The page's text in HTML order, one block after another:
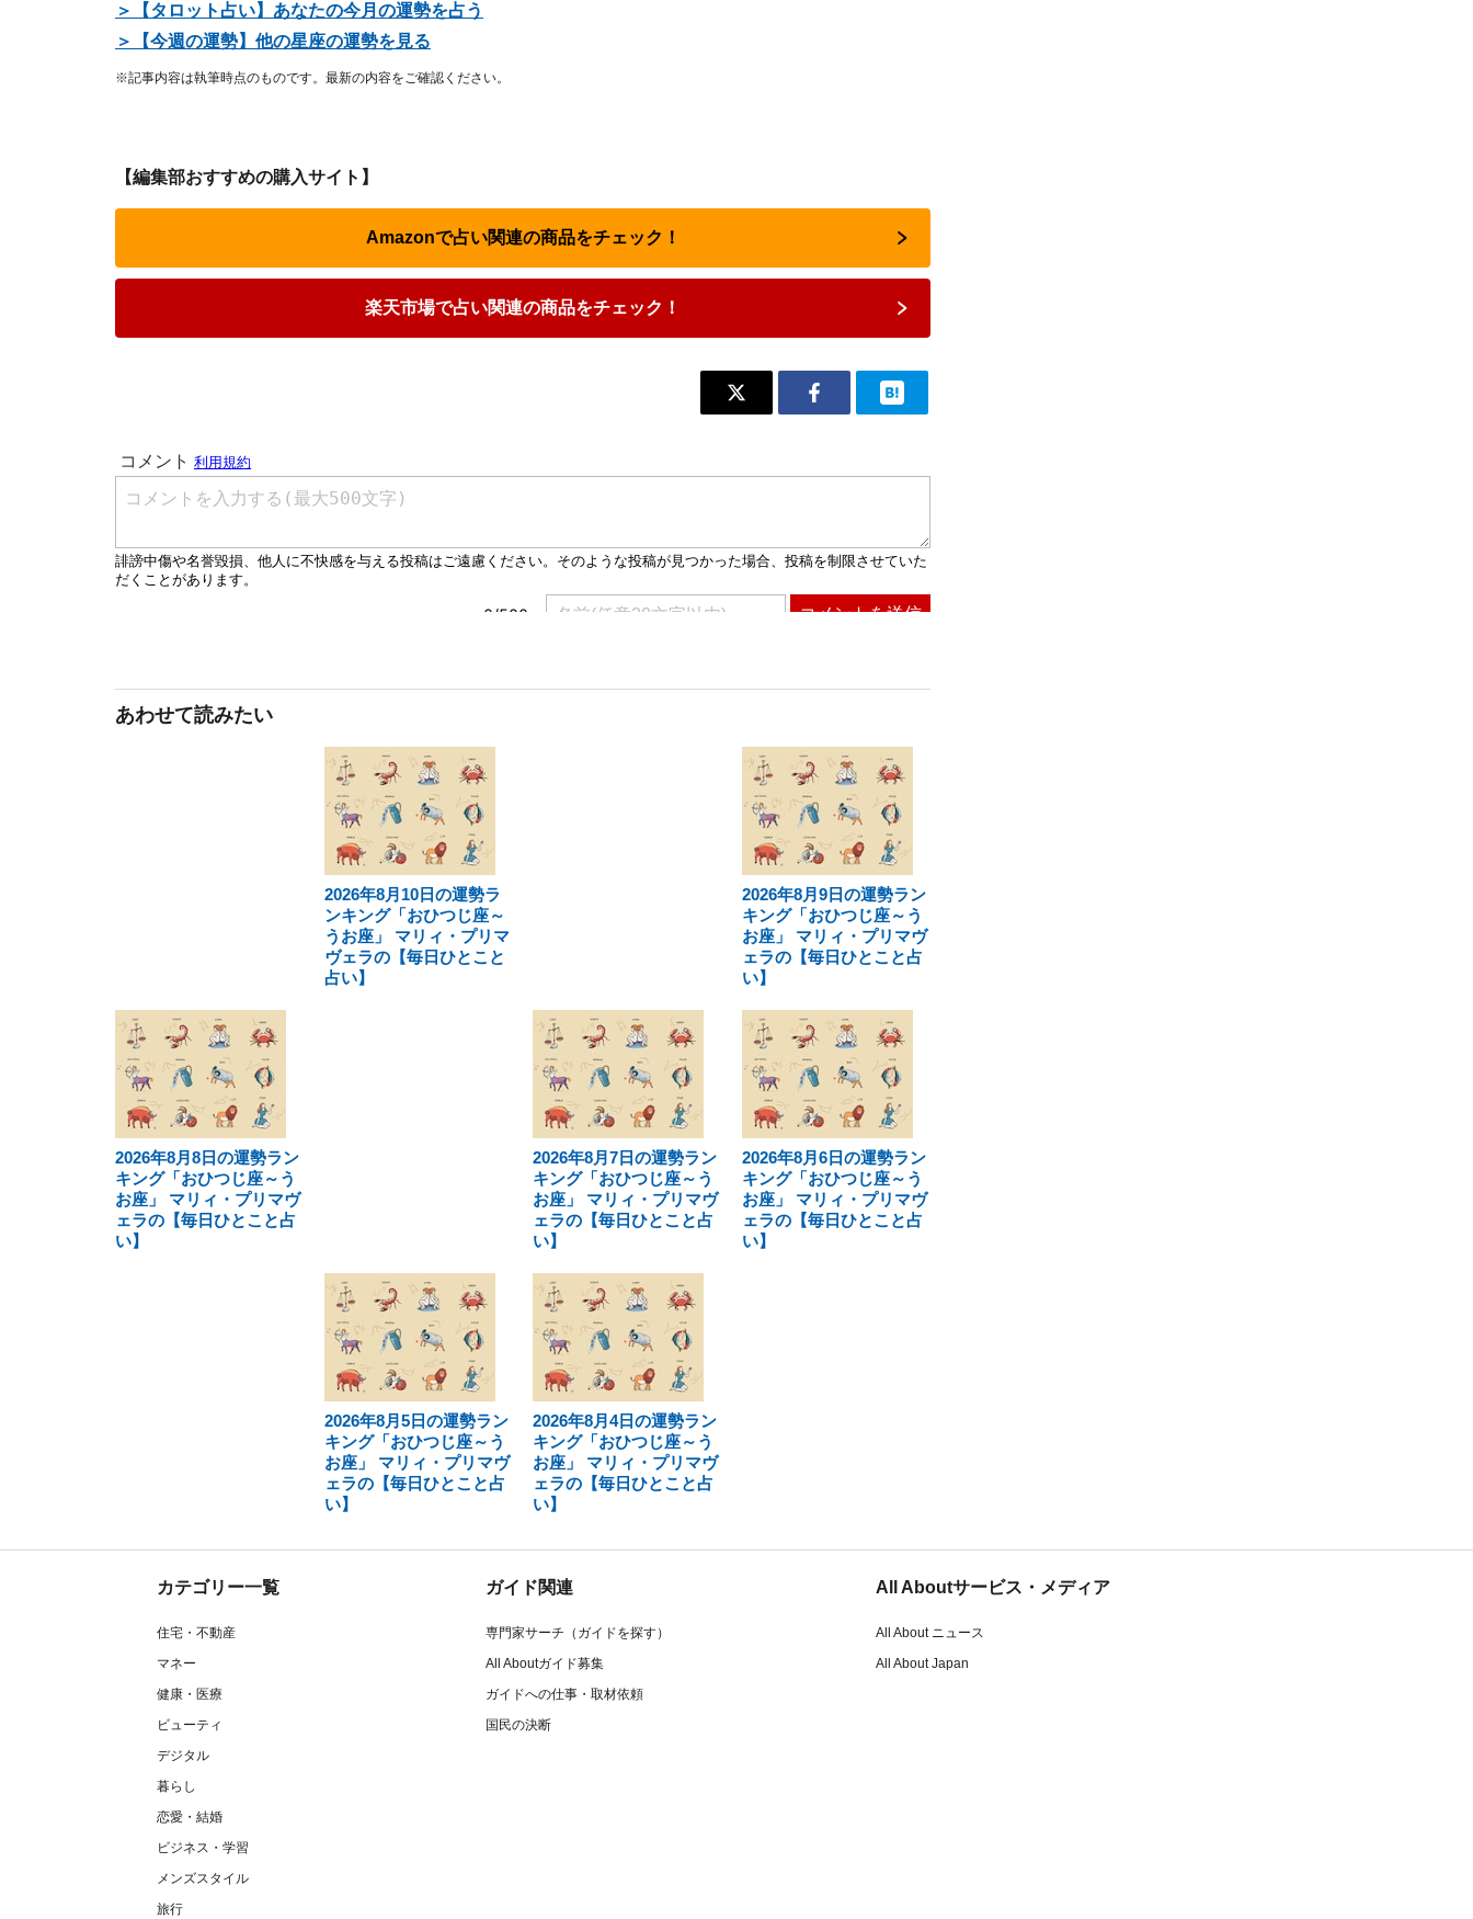
＞【タロット占い】あなたの今月の運勢を占う
＞【今週の運勢】他の星座の運勢を見る
※記事内容は執筆時点のものです。最新の内容をご確認ください。
【編集部おすすめの購入サイト】
Amazonで占い関連の商品をチェック！
楽天市場で占い関連の商品をチェック！
あわせて読みたい
2026年8月10日の運勢ラ
ンキング「おひつじ座～
うお座」 マリィ・プリマ
ヴェラの【毎日ひとこと
占い】
2026年8月9日の運勢ラン
キング「おひつじ座～う
お座」 マリィ・プリマヴ
ェラの【毎日ひとこと占
い】
2026年8月8日の運勢ラン
キング「おひつじ座～う
お座」 マリィ・プリマヴ
ェラの【毎日ひとこと占
い】
2026年8月7日の運勢ラン
キング「おひつじ座～う
お座」 マリィ・プリマヴ
ェラの【毎日ひとこと占
い】
2026年8月6日の運勢ラン
キング「おひつじ座～う
お座」 マリィ・プリマヴ
ェラの【毎日ひとこと占
い】
2026年8月5日の運勢ラン
キング「おひつじ座～う
お座」 マリィ・プリマヴ
ェラの【毎日ひとこと占
い】
2026年8月4日の運勢ラン
キング「おひつじ座～う
お座」 マリィ・プリマヴ
ェラの【毎日ひとこと占
い】
カテゴリー一覧
住宅・不動産
マネー
健康・医療
ビューティ
デジタル
暮らし
恋愛・結婚
ビジネス・学習
メンズスタイル
旅行
ガイド関連
専門家サーチ（ガイドを探す）
All Aboutガイド募集
ガイドへの仕事・取材依頼
国民の決断
All Aboutサービス・メディア
All About ニュース
All About Japan